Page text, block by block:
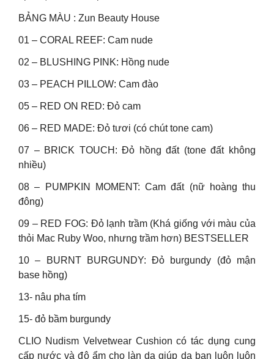
BẢNG MÀU : Zun Beauty House
01 – CORAL REEF: Cam nude
02 – BLUSHING PINK: Hồng nude
03 – PEACH PILLOW: Cam đào
05 – RED ON RED: Đỏ cam
06 – RED MADE: Đỏ tươi (có chút tone cam)
07 – BRICK TOUCH: Đỏ hồng đất (tone đất không
nhiều)
08 – PUMPKIN MOMENT: Cam đất (nữ hoàng thu
đông)
09 – RED FOG: Đỏ lạnh trầm (Khá giống với màu của
thỏi Mac Ruby Woo, nhưng trầm hơn) BESTSELLER
10 – BURNT BURGUNDY: Đỏ burgundy (đỏ mận
base hồng)
13- nâu pha tím
15- đỏ bầm burgundy
CLIO Nudism Velvetwear Cushion có tác dụng cung
cấp nước và độ ẩm cho làn da giúp da bạn luôn luôn